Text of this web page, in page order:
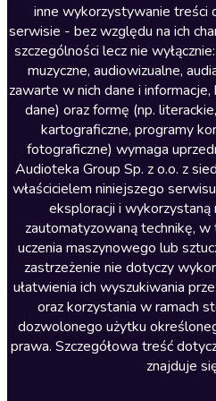
Literatura faktu
Literatura obyczajowa
Literatura piękna obca
Literatura piękna polska
Nagrania relaksacyjne
Nauka języków
Nauki humanistyczne
Podcasty i audycje
Polityka
Prasa
Religia
Romans
inne wykorzystywanie treści
serwisie - bez względu na ich
szczególności lecz nie
muzyczne, audiowizualne,
zawarte w nich dane i
dane) oraz formę (np.
kartograficzne, programy
fotograficzne) wymaga
Audioteka Group Sp. z o.o. z
właścicielem niniejszego
eksploracji i wykorzystaną
zautomatyzowaną technikę,
uczenia maszynowego lub
zastrzeżenie nie dotyczy
ułatwienia ich wyszukiwania
oraz korzystania w ramach
dozwolonego użytku
prawa. Szczegółowa treść
znajduje